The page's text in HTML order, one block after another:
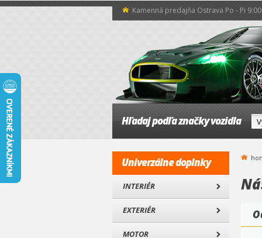
Kamenná predajňa Ostrava Po - Pi
Hľadaj podľa značky vozidla
Univerzálne doplnky
INTERIÉR
EXTERIÉR
MOTOR